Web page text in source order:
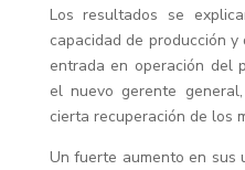
Los resultados se
capacidad de producción
entrada en operación del
el nuevo gerente
cierta recuperación de los
Un fuerte aumento en sus